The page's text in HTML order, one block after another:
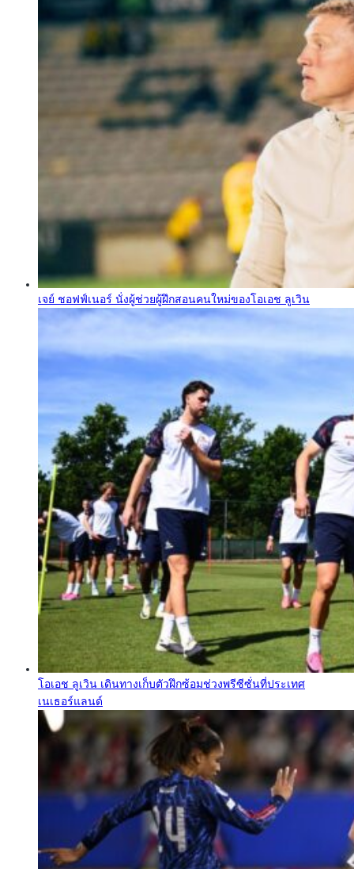
เจย์ ชอฟฟ์เนอร์ นั่งผู้ช่วยผู้ฝึกสอนคนใหม่ของโอเอช ลูเวิน
โอเอช ลูเวิน เดินทางเก็บตัวฝึกซ้อมช่วงพรีซีซั่นที่ประเทศ
เนเธอร์แลนด์